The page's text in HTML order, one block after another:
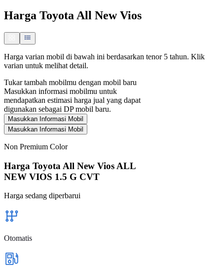
Harga Toyota All New Vios
Harga varian mobil di bawah ini berdasarkan tenor 5 tahun. Klik
varian untuk melihat detail.
Tukar tambah mobilmu dengan mobil baru
Masukkan informasi mobilmu untuk
mendapatkan estimasi harga jual yang dapat
digunakan sebagai DP mobil baru.
Masukkan Informasi Mobil
Masukkan Informasi Mobil
Non Premium Color
Harga Toyota All New Vios ALL
NEW VIOS 1.5 G CVT
Harga sedang diperbarui
Otomatis